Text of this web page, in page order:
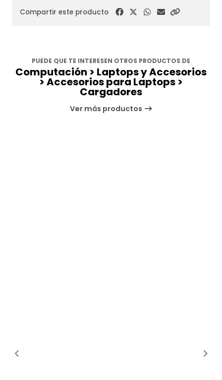
Compartir este producto
PUEDE QUE TE INTERESEN OTROS PRODUCTOS DE
Computación > Laptops y Accesorios
> Accesorios para Laptops >
Cargadores
Ver más productos